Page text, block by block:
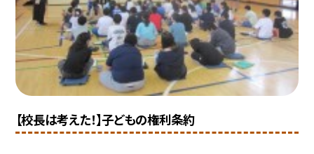
【校長は考えた！】子どもの権利条約